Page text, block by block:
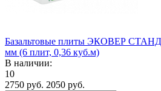
Базальтовые плиты ЭКОВЕР
мм (6 плит, 0,36 куб.м)
В наличии:
10
2750 руб. 2050 руб.